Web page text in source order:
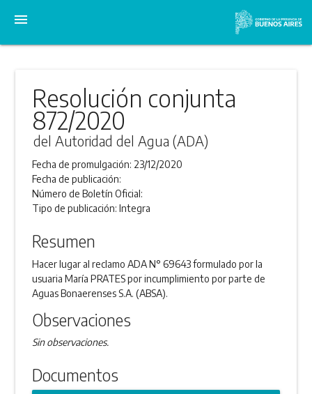
menu
Resolución conjunta
872/2020
del Autoridad del Agua (ADA)
Fecha de promulgación: 23/12/2020
Fecha de publicación:
Número de Boletín Oficial:
Tipo de publicación:Integra
Resumen
Hacer lugar al reclamo ADA N° 69643 formulado por la
usuaria María PRATES por incumplimiento por parte de
Aguas Bonaerenses S.A. (ABSA).
Observaciones
Sin observaciones.
Documentos